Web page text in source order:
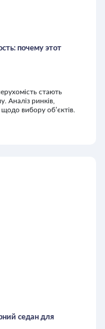
почему этот
стають
Аналіз ринків,
вибору об’єктів.
седан для